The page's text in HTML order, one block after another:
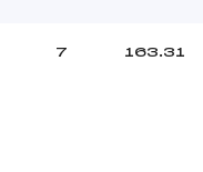
7 163.31